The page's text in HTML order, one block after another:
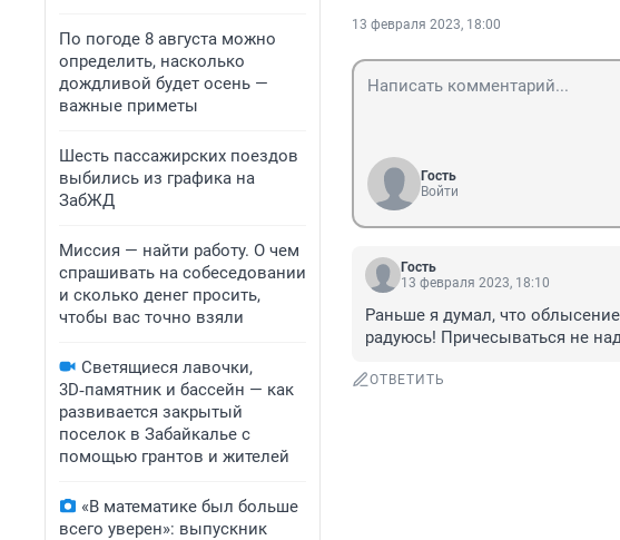
По погоде 8 августа можно
определить, насколько
дождливой будет осень —
важные приметы
Шесть пассажирских поездов
выбились из графика на
ЗабЖД
Миссия — найти работу. О чем
спрашивать на собеседовании
и сколько денег просить,
чтобы вас точно взяли
Светящиеся лавочки,
3D‑памятник и бассейн — как
развивается закрытый
поселок в Забайкалье с
помощью грантов и жителей
«В математике был больше
всего уверен»: выпускник
13 февраля 2023, 18:00
Гость
Войти
Гость
13 февраля 2023, 18:10
Раньше я думал, что
радуюсь! Причесываться не
ОТВЕТИТЬ